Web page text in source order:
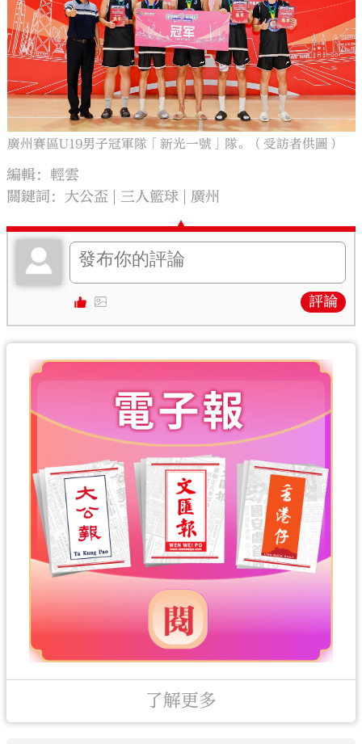
廣州賽區U19男子冠軍隊「新光一號」隊。（受訪者供圖）
編輯：輕雲
關鍵詞： 大公盃 三人籃球 廣州
評論
了解更多